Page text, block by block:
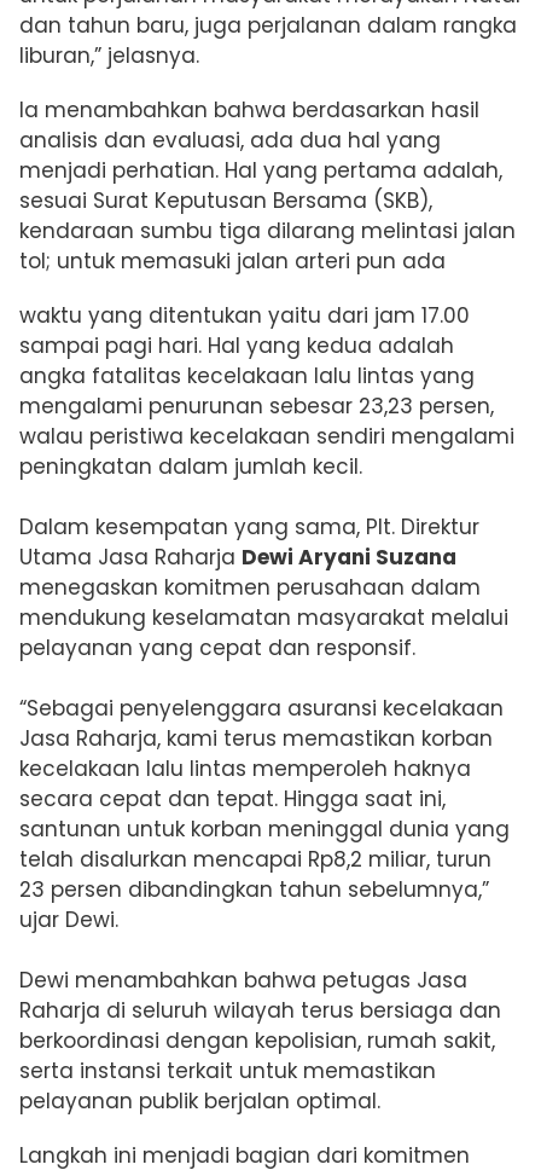
dan tahun baru, juga perjalanan dalam rangka
liburan,” jelasnya.
Ia menambahkan bahwa berdasarkan hasil
analisis dan evaluasi, ada dua hal yang
menjadi perhatian. Hal yang pertama adalah,
sesuai Surat Keputusan Bersama (SKB),
kendaraan sumbu tiga dilarang melintasi jalan
tol; untuk memasuki jalan arteri pun ada
waktu yang ditentukan yaitu dari jam 17.00
sampai pagi hari. Hal yang kedua adalah
angka fatalitas kecelakaan lalu lintas yang
mengalami penurunan sebesar 23,23 persen,
walau peristiwa kecelakaan sendiri mengalami
peningkatan dalam jumlah kecil.
Dalam kesempatan yang sama, Plt. Direktur
Utama Jasa Raharja Dewi Aryani Suzana
menegaskan komitmen perusahaan dalam
mendukung keselamatan masyarakat melalui
pelayanan yang cepat dan responsif.
“Sebagai penyelenggara asuransi kecelakaan
Jasa Raharja, kami terus memastikan korban
kecelakaan lalu lintas memperoleh haknya
secara cepat dan tepat. Hingga saat ini,
santunan untuk korban meninggal dunia yang
telah disalurkan mencapai Rp8,2 miliar, turun
23 persen dibandingkan tahun sebelumnya,”
ujar Dewi.
Dewi menambahkan bahwa petugas Jasa
Raharja di seluruh wilayah terus bersiaga dan
berkoordinasi dengan kepolisian, rumah sakit,
serta instansi terkait untuk memastikan
pelayanan publik berjalan optimal.
Langkah ini menjadi bagian dari komitmen